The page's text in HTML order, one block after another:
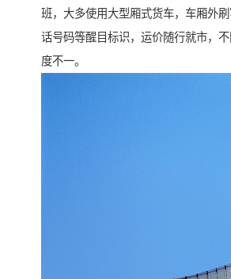
班，大多使用大型厢式货车，车厢外
话号码等醒目标识，运价随行就市，
度不一。